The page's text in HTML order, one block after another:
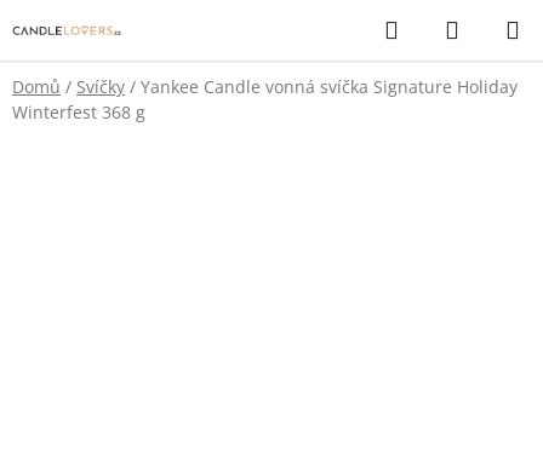
na
obsah
Hledat
KOŠÍK
Domů / Svíčky / Yankee Candle vonná svíčka Signature Holiday
Winterfest 368 g